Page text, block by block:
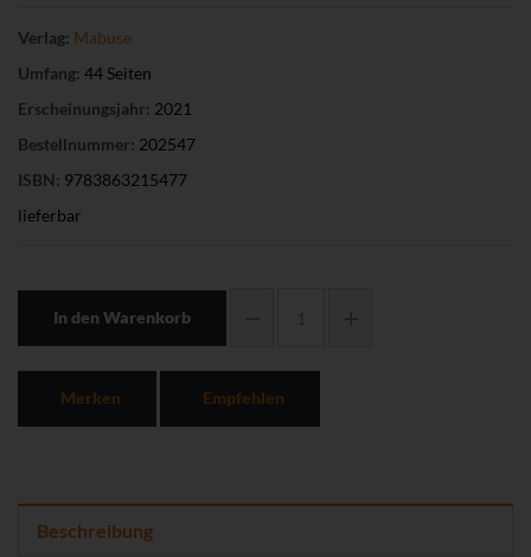
Verlag: Mabuse
Umfang: 44 Seiten
Erscheinungsjahr: 2021
Bestellnummer: 202547
ISBN: 9783863215477
lieferbar
In den Warenkorb
Merken Empfehlen
Beschreibung